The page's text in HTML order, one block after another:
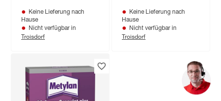
Keine Lieferung nach
Hause
Nicht verfügbar in
Troisdorf
Keine Lieferung nach
Hause
Nicht verfügbar in
Troisdorf